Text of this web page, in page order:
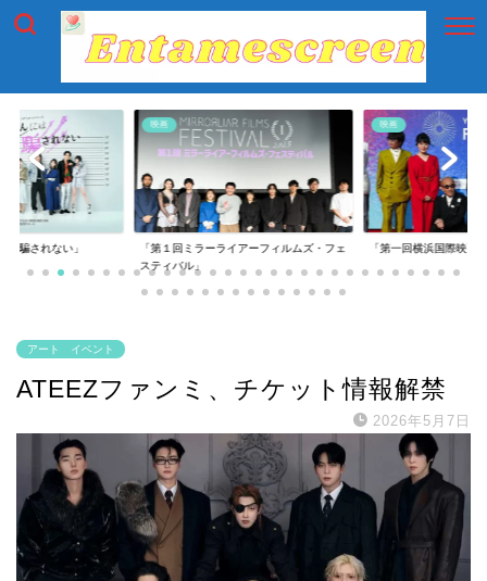
は騙されない」
映画
「第１回ミラーライアーフィルムズ・フェ
スティバル」
映画
「第一回横浜国際映画
アート イベント
ATEEZファンミ、チケット情報解禁
2026年5月7日